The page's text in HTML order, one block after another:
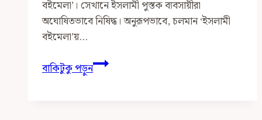
বইমেলা’। সেখানে ইসলামী পুস্তক ব্যবসায়ীরা
অঘোষিতভাবে নিষিদ্ধ। অনুরূপভাবে, চলমান ‘ইসলামী
বইমেলা’য়…
বাকিটুকু পড়ুনইসলামী
বইমেলা